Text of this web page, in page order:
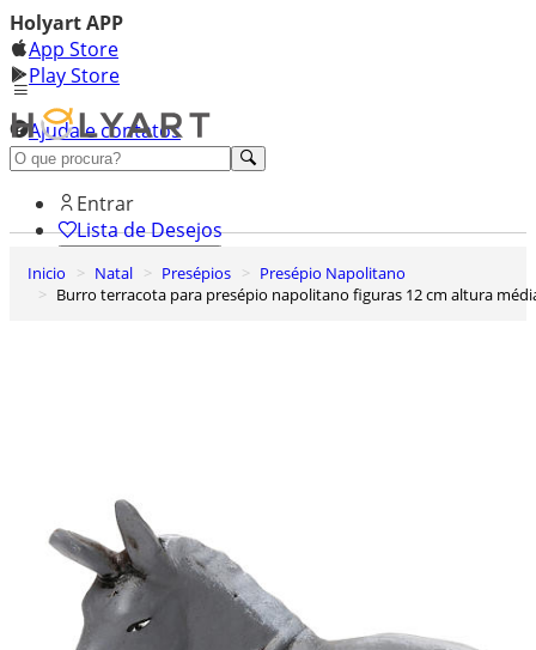
Holyart APP
App Store
Play Store
Ajuda e contatos
Conheça premium
Entrar
Lista de Desejos
Carrinho de Compras
Inicio Natal Presépios
Presépio Napolitano
Burro terracota para presépio napolitano figuras 12 cm altura